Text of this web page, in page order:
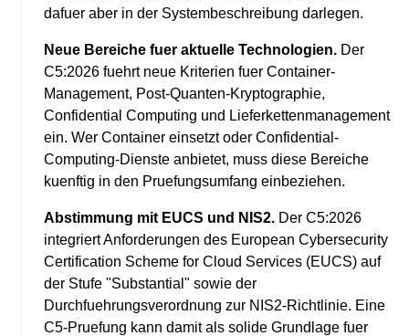
dafuer aber in der Systembeschreibung darlegen.
Neue Bereiche fuer aktuelle Technologien. Der
C5:2026 fuehrt neue Kriterien fuer Container-
Management, Post-Quanten-Kryptographie,
Confidential Computing und Lieferkettenmanagement
ein. Wer Container einsetzt oder Confidential-
Computing-Dienste anbietet, muss diese Bereiche
kuenftig in den Pruefungsumfang einbeziehen.
Abstimmung mit EUCS und NIS2. Der C5:2026
integriert Anforderungen des European Cybersecurity
Certification Scheme for Cloud Services (EUCS) auf
der Stufe "Substantial" sowie der
Durchfuehrungsverordnung zur NIS2-Richtlinie. Eine
C5-Pruefung kann damit als solide Grundlage fuer